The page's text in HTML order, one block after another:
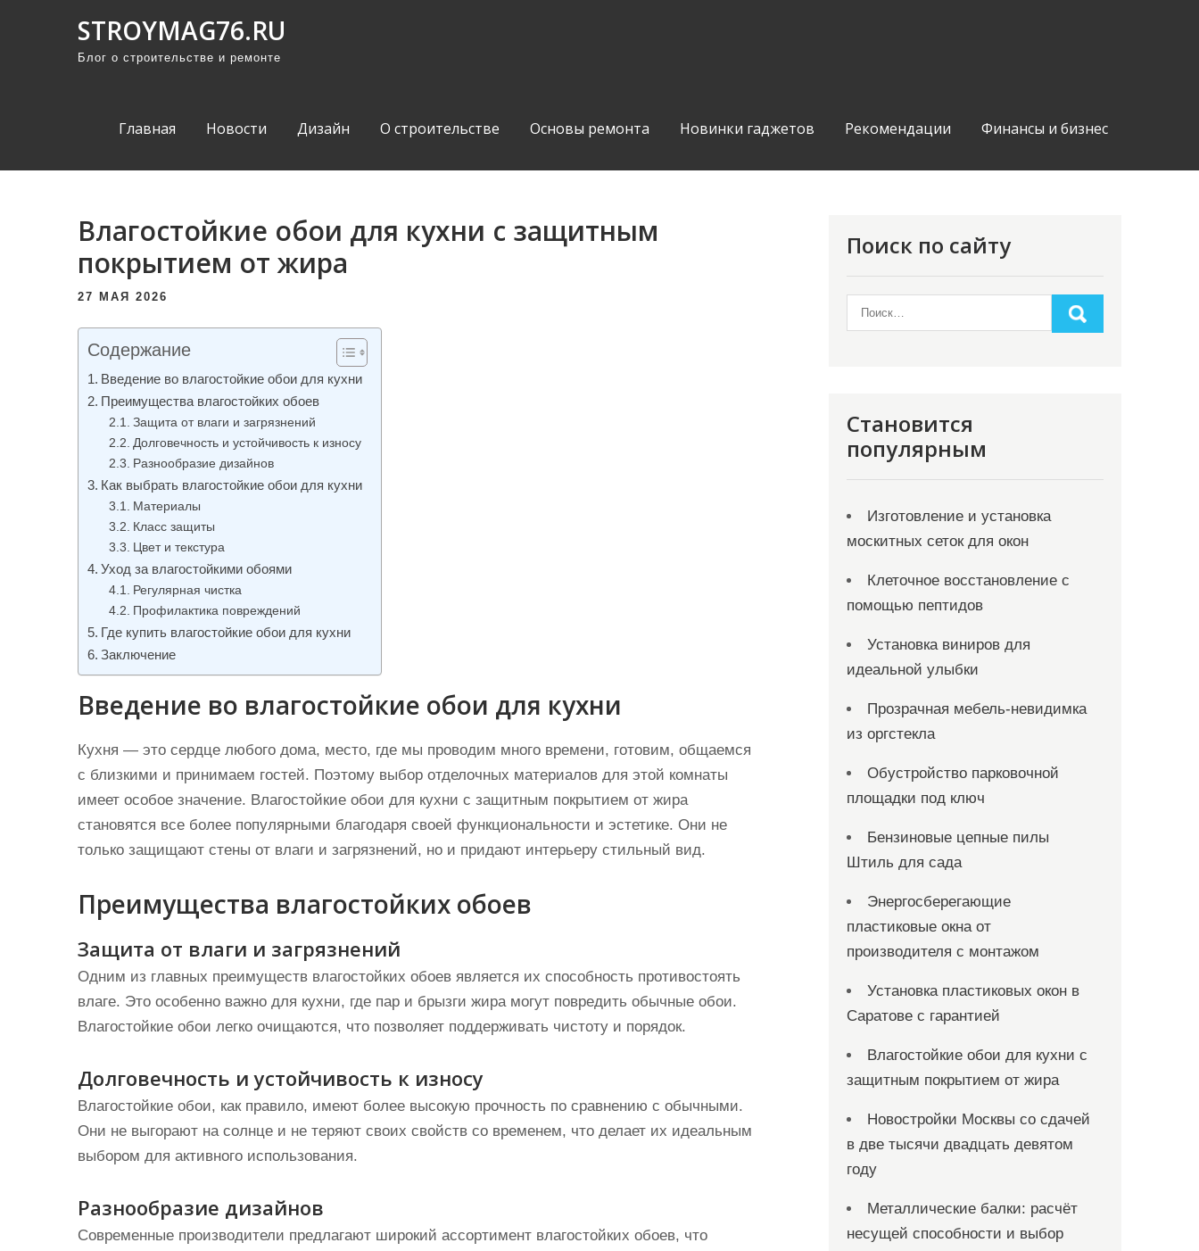
STROYMAG76.RU
Блог о строительстве и ремонте
Главная Новости Дизайн О строительстве Основы ремонта Новинки гаджетов Рекомендации Финансы и бизнес
Влагостойкие обои для кухни с защитным
покрытием от жира
27 МАЯ 2026
Содержание
Введение во влагостойкие обои для кухни
Преимущества влагостойких обоев
Защита от влаги и загрязнений
Долговечность и устойчивость к износу
Разнообразие дизайнов
Как выбрать влагостойкие обои для кухни
Материалы
Класс защиты
Цвет и текстура
Уход за влагостойкими обоями
Регулярная чистка
Профилактика повреждений
Где купить влагостойкие обои для кухни
Заключение
Введение во влагостойкие обои для кухни
Кухня — это сердце любого дома, место, где мы проводим много времени, готовим, общаемся
с близкими и принимаем гостей. Поэтому выбор отделочных материалов для этой комнаты
имеет особое значение. Влагостойкие обои для кухни с защитным покрытием от жира
становятся все более популярными благодаря своей функциональности и эстетике. Они не
только защищают стены от влаги и загрязнений, но и придают интерьеру стильный вид.
Преимущества влагостойких обоев
Защита от влаги и загрязнений
Одним из главных преимуществ влагостойких обоев является их способность противостоять
влаге. Это особенно важно для кухни, где пар и брызги жира могут повредить обычные обои.
Влагостойкие обои легко очищаются, что позволяет поддерживать чистоту и порядок.
Долговечность и устойчивость к износу
Влагостойкие обои, как правило, имеют более высокую прочность по сравнению с обычными.
Они не выгорают на солнце и не теряют своих свойств со временем, что делает их идеальным
выбором для активного использования.
Разнообразие дизайнов
Современные производители предлагают широкий ассортимент влагостойких обоев, что
Поиск по сайту
Становится
популярным
Изготовление и установка
москитных сеток для окон
Клеточное восстановление с
помощью пептидов
Установка виниров для
идеальной улыбки
Прозрачная мебель-невидимка
из оргстекла
Обустройство парковочной
площадки под ключ
Бензиновые цепные пилы
Штиль для сада
Энергосберегающие
пластиковые окна от
производителя с монтажом
Установка пластиковых окон в
Саратове с гарантией
Влагостойкие обои для кухни с
защитным покрытием от жира
Новостройки Москвы со сдачей
в две тысячи двадцать девятом
году
Металлические балки: расчёт
несущей способности и выбор